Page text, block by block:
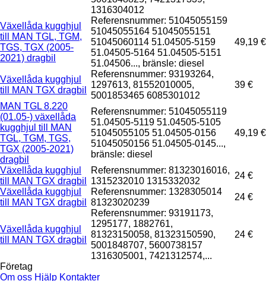
1316304012
Växellåda kugghjul
till MAN TGL, TGM,
TGS, TGX (2005-
2021) dragbil
Referensnummer: 51045055159
51045055164 51045055151
51045060114 51.04505-5159
51.04505-5164 51.04505-5151
51.04506..., bränsle: diesel
49,19 €
Växellåda kugghjul
till MAN TGX dragbil
Referensnummer: 93193264,
1297613, 81552010005,
5001853465 6085301012
39 €
MAN TGL 8.220
(01.05-) växellåda
kugghjul till MAN
TGL, TGM, TGS,
TGX (2005-2021)
dragbil
Referensnummer: 51045055119
51.04505-5119 51.04505-5105
51045055105 51.04505-0156
51045050156 51.04505-0145...,
bränsle: diesel
49,19 €
Växellåda kugghjul
till MAN TGX dragbil
Referensnummer: 81323016016,
1315232010 1315332032
24 €
Växellåda kugghjul
till MAN TGX dragbil
Referensnummer: 1328305014
81323020239
24 €
Växellåda kugghjul
till MAN TGX dragbil
Referensnummer: 93191173,
1295177, 1882761,
81323150058, 81323150590,
5001848707, 5600738157
1316305001, 7421312574,...
24 €
Företag
Om oss Hjälp Kontakter